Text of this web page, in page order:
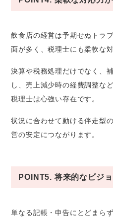
飲食店の経営は予期せぬトラ
面が多く、税理士にも柔軟な
決算や税務処理だけでなく、
し、売上減少時の経費調整な
税理士は心強い存在です。
状況に合わせて動ける伴走型
営の安定につながります。
POINT5. 将来的なビジ
単なる記帳・申告にとどまら